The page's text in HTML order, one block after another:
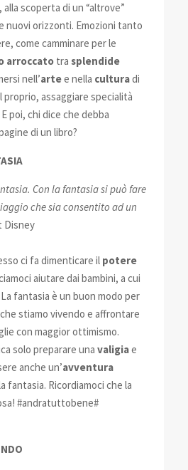
alla scoperta di un “altrove”
nuovi orizzonti. Emozioni tanto
come camminare per le
arroccatotra splendide
nell’artee nella culturadi
proprio, assaggiare specialità
E poi, chi dice che debba
di un libro?
Con la fantasia si può fare
che sia consentito ad un
ci fa dimenticare il potere
aiutare dai bambini, a cui
fantasia è un buon modo per
stiamo vivendo e affrontare
con maggior ottimismo.
solo preparare una valigiae
anche un’avventura
fantasia. Ricordiamoci che la
#andratuttobene#